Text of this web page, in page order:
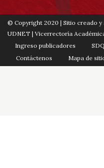
© Copyright 2020 | Sitio creado y
UDNET | Vicerrectoría
Ingreso publicadores
Contáctenos
Mapa de